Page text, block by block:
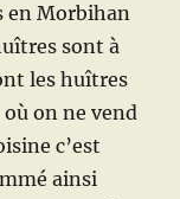
en Morbihan
sont à
les huîtres
où on ne vend
c’est
ainsi